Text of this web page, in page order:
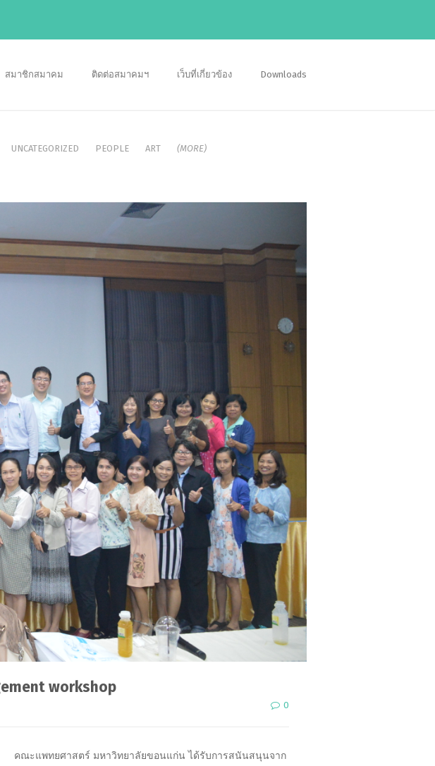
สมาชิกสมาคม ติดต่อสมาคมฯ เว็บที่เกี่ยวข้อง Downloads
UNCATEGORIZED PEOPLE ART (MORE)
workshop
0
คณะแพทยศาสตร์ มหาวิทยาลัยขอนแก่น ได้รับการสนันสนุนจาก